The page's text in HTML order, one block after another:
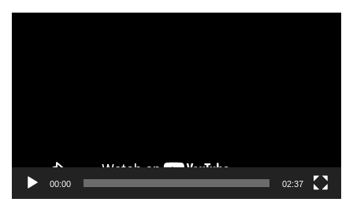
00:00 02:37